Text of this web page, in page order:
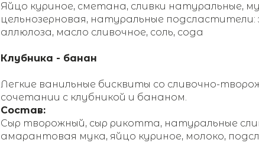
Яйцо куриное, сметана, сливки натуральные,
цельнозерновая, натуральные
аллюлоза, масло сливочное, соль, сода
Клубника - банан
Легкие ванильные бисквиты со сливочно-
сочетании с клубникой и бананом.
Состав:
Сыр творожный, сыр рикотта, натуральные
амарантовая мука, яйцо куриное, молоко,